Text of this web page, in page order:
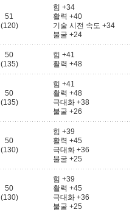
51
(120)
힘 +34
활력 +40
기술 시전 속도 +34
불굴 +24
50
(135)
힘 +41
활력 +48
50
(135)
힘 +41
활력 +48
극대화 +38
불굴 +26
50
(130)
힘 +39
활력 +45
극대화 +36
불굴 +25
50
(130)
힘 +39
활력 +45
극대화 +36
불굴 +25